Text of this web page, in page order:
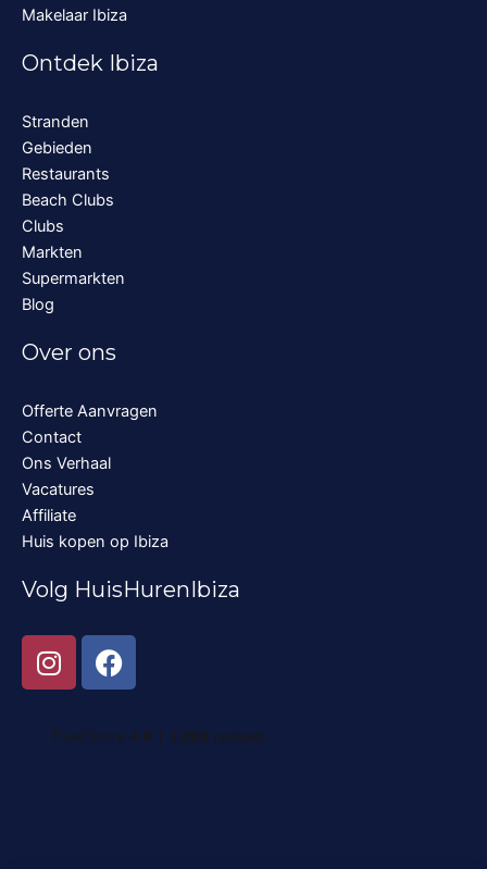
Makelaar Ibiza
Ontdek Ibiza
Stranden
Gebieden
Restaurants
Beach Clubs
Clubs
Markten
Supermarkten
Blog
Over ons
Offerte Aanvragen
Contact
Ons Verhaal
Vacatures
Affiliate
Huis kopen op Ibiza
Volg HuisHurenIbiza
I
n
t
F
a
e